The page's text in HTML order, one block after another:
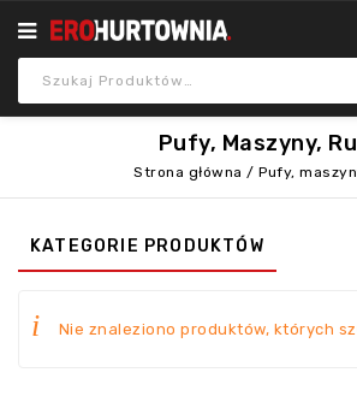
Pufy, Maszyny,
Strona główna /Pufy,
KATEGORIE PRODUKTÓW
Nie znaleziono produktów, których